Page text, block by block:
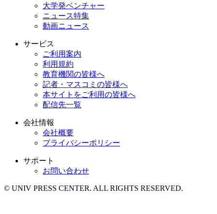
大学発ベンチャー
ニュース特集
動画ニュース
サービス
ご利用案内
利用規約
教育機関の皆様へ
記者・マスコミの皆様へ
本サイトをご利用の皆様へ
配信先一覧
会社情報
会社概要
プライバシーポリシー
サポート
お問い合わせ
© UNIV PRESS CENTER. ALL RIGHTS RESERVED.